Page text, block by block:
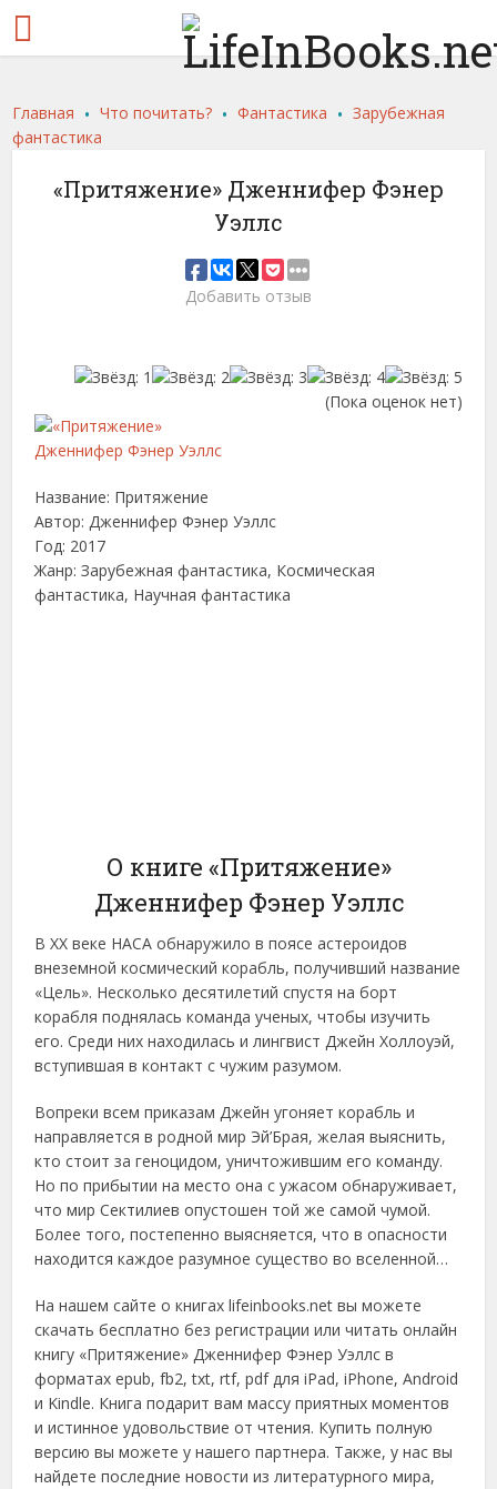
Главная .Что почитать? .Фантастика .Зарубежная
фантастика
«Притяжение» Дженнифер Фэнер
Уэллс
Добавить отзыв
(Пока оценок нет)
Название: Притяжение
Автор: Дженнифер Фэнер Уэллс
Год: 2017
Жанр: Зарубежная фантастика, Космическая
фантастика, Научная фантастика
О книге «Притяжение»
Дженнифер Фэнер Уэллс
В XX веке НАСА обнаружило в поясе астероидов
внеземной космический корабль, получивший название
«Цель». Несколько десятилетий спустя на борт
корабля поднялась команда ученых, чтобы изучить
его. Среди них находилась и лингвист Джейн Холлоуэй,
вступившая в контакт с чужим разумом.
Вопреки всем приказам Джейн угоняет корабль и
направляется в родной мир Эй’Брая, желая выяснить,
кто стоит за геноцидом, уничтожившим его команду.
Но по прибытии на место она с ужасом обнаруживает,
что мир Сектилиев опустошен той же самой чумой.
Более того, постепенно выясняется, что в опасности
находится каждое разумное существо во вселенной…
На нашем сайте о книгах lifeinbooks.net вы можете
скачать бесплатно без регистрации или читать онлайн
книгу «Притяжение» Дженнифер Фэнер Уэллс в
форматах epub, fb2, txt, rtf, pdf для iPad, iPhone, Android
и Kindle. Книга подарит вам массу приятных моментов
и истинное удовольствие от чтения. Купить полную
версию вы можете у нашего партнера. Также, у нас вы
найдете последние новости из литературного мира,